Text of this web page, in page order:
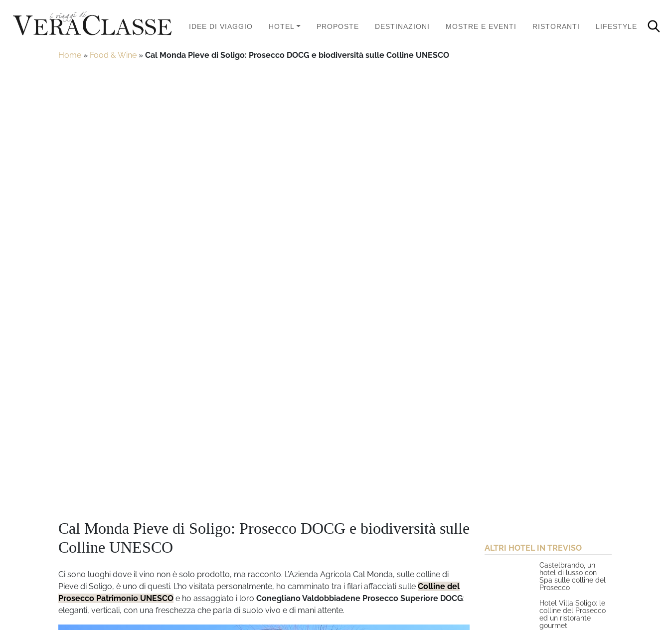
IDEE DI VIAGGIO HOTEL PROPOSTE DESTINAZIONI MOSTRE E EVENTI RISTORANTI LIFESTYLE
Home » Food & Wine » Cal Monda Pieve di Soligo: Prosecco DOCG e biodiversità sulle Colline UNESCO
Cal Monda Pieve di Soligo: Prosecco DOCG e biodiversità sulle
Colline UNESCO
Ci sono luoghi dove il vino non è solo prodotto, ma racconto. L’Azienda Agricola Cal Monda, sulle colline di
Pieve di Soligo, è uno di questi. L’ho visitata personalmente, ho camminato tra i filari affacciati sulle Colline del
Prosecco Patrimonio UNESCO e ho assaggiato i loro Conegliano Valdobbiadene Prosecco Superiore DOCG:
eleganti, verticali, con una freschezza che parla di suolo vivo e di mani attente.
ALTRI HOTEL IN TREVISO
Castelbrando, un
hotel di lusso con
Spa sulle colline del
Prosecco
Hotel Villa Soligo: le
colline del Prosecco
ed un ristorante
gourmet